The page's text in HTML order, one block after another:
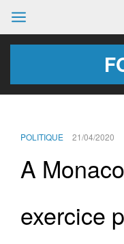
POLITIQUE 21/04/2020
A
exercice